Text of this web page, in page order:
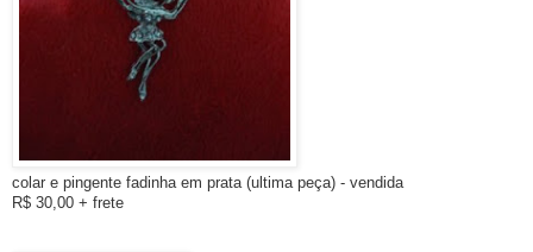
colar e pingente fadinha em prata (ultima peça) - vendida
R$ 30,00 + frete